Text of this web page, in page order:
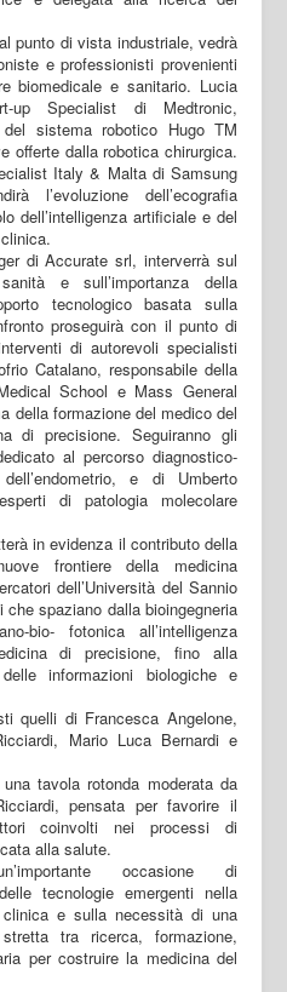
punto di vista industriale, vedrà
e professionisti provenienti
biomedicale e sanitario. Lucia
up Specialist di Medtronic,
sistema robotico Hugo TM
offerte dalla robotica chirurgica.
Italy & Malta di Samsung
l’evoluzione dell’ecografia
dell’intelligenza artificiale e del
di Accurate srl, interverrà sul
e sull’importanza della
tecnologico basata sulla
proseguirà con il punto di
di autorevoli specialisti
Catalano, responsabile della
School e Mass General
della formazione del medico del
di precisione. Seguiranno gli
al percorso diagnostico-
e di Umberto
di patologia molecolare
in evidenza il contributo della
frontiere della medicina
dell’Università del Sannio
spaziano dalla bioingegneria
bio- fotonica all’intelligenza
di precisione, fino alla
informazioni biologiche e
quelli di Francesca Angelone,
Mario Luca Bernardi e
tavola rotonda moderata da
pensata per favorire il
coinvolti nei processi di
alla salute.
occasione di
tecnologie emergenti nella
e sulla necessità di una
tra ricerca, formazione,
per costruire la medicina del